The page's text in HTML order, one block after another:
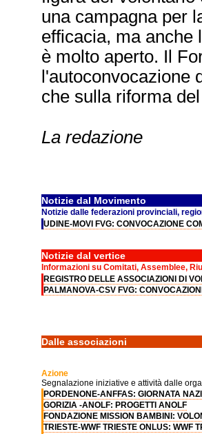
una campagna per
efficacia, ma anche
è molto aperto. Il
l'autoconvocazione
che sulla riforma
La redazione
Notizie dal Movimento
Notizie dalle federazioni provinciali,
UDINE-MOVI FVG: CONVOCAZIONE
Notizie dal vertice
Informazioni su Comitati, Assemblee,
REGISTRO DELLE ASSOCIAZIONI DI
PALMANOVA-CSV FVG:
Dalle associazioni
Azione
Segnalazione iniziative e attività dalle
PORDENONE-ANFFAS: GIORNATA
GORIZIA -ANOLF: PROGETTI ANOLF
FONDAZIONE MISSION BAMBINI:
TRIESTE-WWF TRIESTE ONLUS: WWF